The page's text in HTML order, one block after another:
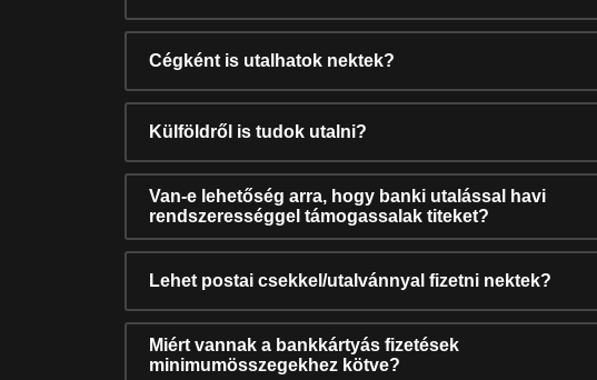
Cégként is utalhatok nektek?
Külföldről is tudok utalni?
Van-e lehetőség arra, hogy banki utalással havi
rendszerességgel támogassalak titeket?
Lehet postai csekkel/utalvánnyal fizetni nektek?
Miért vannak a bankkártyás fizetések
minimumösszegekhez kötve?